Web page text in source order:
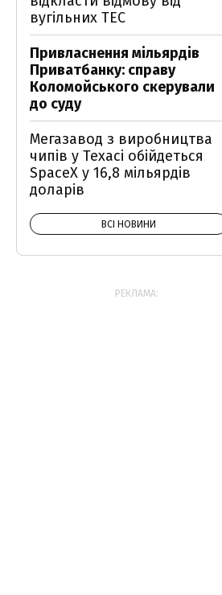
вугільних ТЕС
Привласнення мільярдів
Приватбанку: справу
Коломойського скерували
до суду
Мегазавод з виробництва
чипів у Техасі обійдеться
SpaceX у 16,8 мільярдів
доларів
ВСІ НОВИНИ
РЕКЛАМА: